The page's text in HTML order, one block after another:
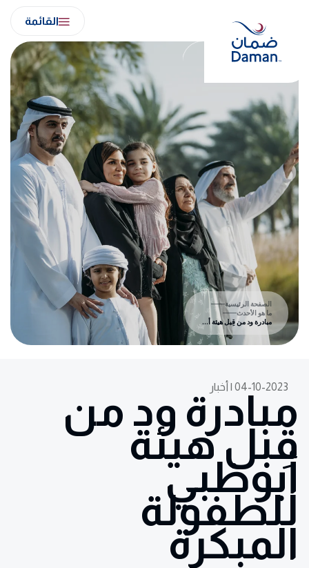
content
القائمة
الصفحة الرئيسية
ما هو الأحدث
مبادرة ود من قِبل هيئة أبوظبي للطفولة المبكرة
مبادرة ود من
قِبل هيئة
أبوظبي
للطفولة
المبكرة
04-10-2023 | أخبار